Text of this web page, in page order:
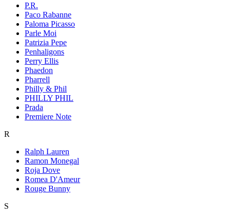
P.R.
Paco Rabanne
Paloma Picasso
Parle Moi
Patrizia Pepe
Penhaligons
Perry Ellis
Phaedon
Pharrell
Philly & Phil
PHILLY PHIL
Prada
Premiere Note
R
Ralph Lauren
Ramon Monegal
Roja Dove
Romea D'Ameur
Rouge Bunny
S